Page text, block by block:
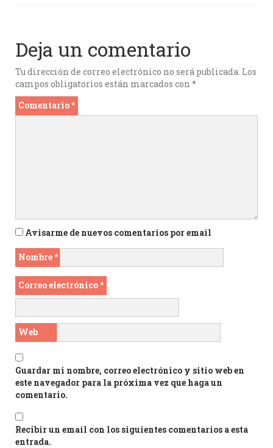
Deja un comentario
Tu dirección de correo electrónico no será publicada. Los
campos obligatorios están marcados con *
Comentario*
Avisarme de nuevos comentarios por email
Nombre*
Correo electrónico*
Web
Guardar mi nombre, correo electrónico y sitio web en
este navegador para la próxima vez que haga un
comentario.
Recibir un email con los siguientes comentarios a esta
entrada.